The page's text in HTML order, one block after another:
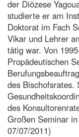
der Diözese
studierte er am
Doktorat im Fach
Vikar und Lehrer
tätig war. Von
Propädeutischen
des Bischofsrates.
des
Großen Seminar
07/07/2011)